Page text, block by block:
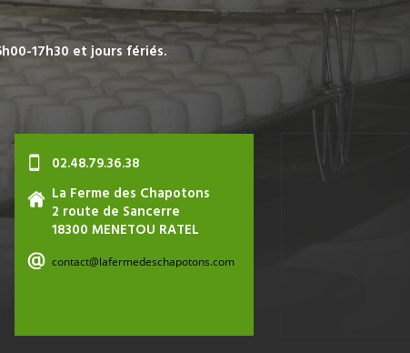
17h30 et jours fériés.
02.48.79.36.38
La Ferme des Chapotons
2 route de Sancerre
18300 MENETOU RATEL